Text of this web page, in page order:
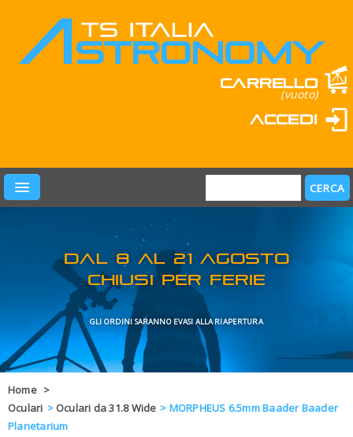
Carrello
(vuoto)
Accedi
PRODOTTI
LEARN & FUN
MARCHI
OFFERTE
BLOG
Home >
Oculari > Oculari da 31.8 Wide > MORPHEUS 6.5mm Baader Baader
Planetarium